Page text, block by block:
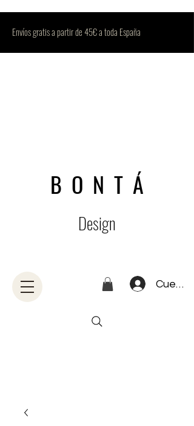
Cuenta
B O N T Á
Design
Envíos gratis a partir de 45€ a toda España